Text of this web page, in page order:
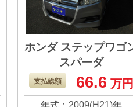
ホンダ ステップワゴ
スパーダ
Z
支払総額 66.6 万円